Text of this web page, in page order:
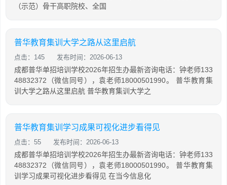
（示范）骨干高职院校、全国
普华教育集训大学之路从这里启航
点击：145 发布时间：2026-06-13
成都普华单招培训学校2026年招生办最新咨询电话：钟老师133
48832372（微信同号），袁老师18000501990。 普华教育集
训大学之路从这里启航 普华教育集训大学之
普华教育集训学习成果可视化进步看得见
点击：55 发布时间：2026-06-13
成都普华单招培训学校2026年招生办最新咨询电话：钟老师133
48832372（微信同号），袁老师18000501990。 普华教育集
训学习成果可视化进步看得见 在当今信息化